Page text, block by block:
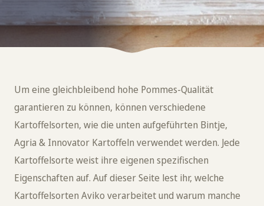
Um eine gleichbleibend hohe Pommes-Qualität
garantieren zu können, können verschiedene
Kartoffelsorten, wie die unten aufgeführten Bintje,
Agria & Innovator Kartoffeln verwendet werden. Jede
Kartoffelsorte weist ihre eigenen spezifischen
Eigenschaften auf. Auf dieser Seite lest ihr, welche
Kartoffelsorten Aviko verarbeitet und warum manche